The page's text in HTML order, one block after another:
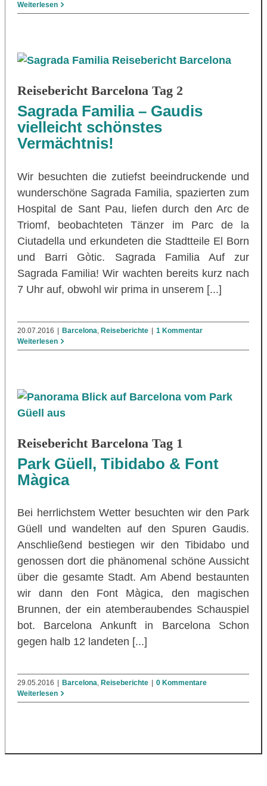
Weiterlesen
Reisebericht Barcelona Tag 2
Sagrada Familia – Gaudis
vielleicht schönstes
Vermächtnis!
Wir besuchten die zutiefst beeindruckende und
wunderschöne Sagrada Familia, spazierten zum
Hospital de Sant Pau, liefen durch den Arc de
Triomf, beobachteten Tänzer im Parc de la
Ciutadella und erkundeten die Stadtteile El Born
und Barri Gòtic. Sagrada Familia Auf zur
Sagrada Familia! Wir wachten bereits kurz nach
7 Uhr auf, obwohl wir prima in unserem [...]
20.07.2016 | Barcelona Reiseberichte | 1 Kommentar
Weiterlesen
Reisebericht Barcelona Tag 1
Park Güell, Tibidabo & Font
Màgica
Bei herrlichstem Wetter besuchten wir den Park
Güell und wandelten auf den Spuren Gaudis.
Anschließend bestiegen wir den Tibidabo und
genossen dort die phänomenal schöne Aussicht
über die gesamte Stadt. Am Abend bestaunten
wir dann den Font Màgica, den magischen
Brunnen, der ein atemberaubendes Schauspiel
bot. Barcelona Ankunft in Barcelona Schon
gegen halb 12 landeten [...]
29.05.2016 Barcelona, Reiseberichte
0 Kommentare
Weiterlesen